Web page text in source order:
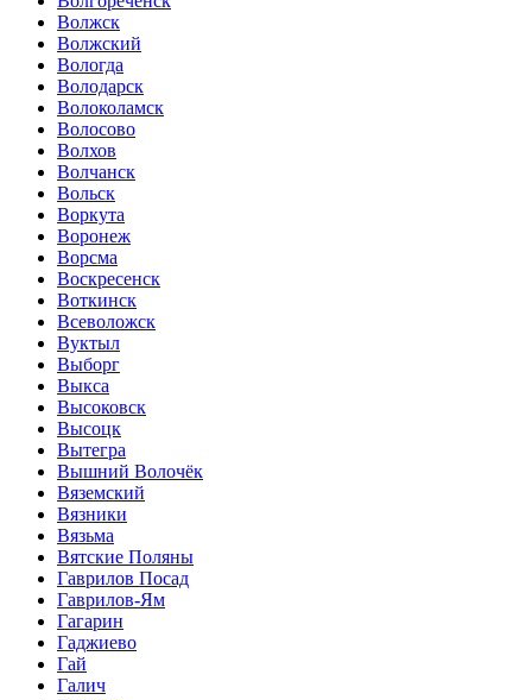
Волжск
Волжский
Вологда
Володарск
Волоколамск
Волосово
Волхов
Волчанск
Вольск
Воркута
Воронеж
Ворсма
Воскресенск
Воткинск
Всеволожск
Вуктыл
Выборг
Выкса
Высоковск
Высоцк
Вытегра
Вышний Волочёк
Вяземский
Вязники
Вязьма
Вятские Поляны
Гаврилов Посад
Гаврилов-Ям
Гагарин
Гаджиево
Гай
Галич